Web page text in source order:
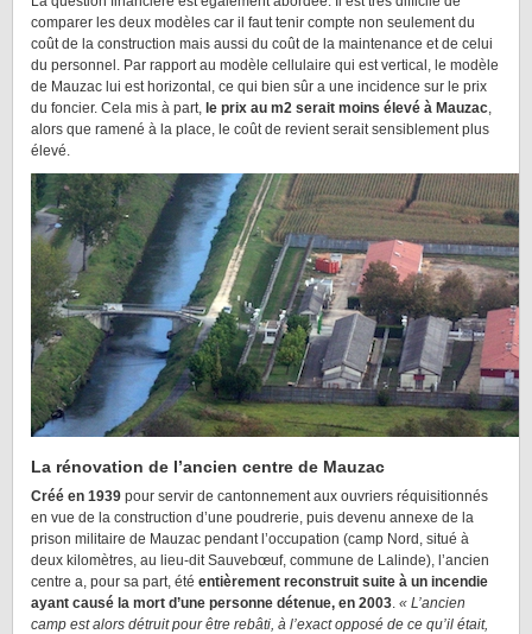
comparer les deux modèles car il faut tenir compte non seulement du
coût de la construction mais aussi du coût de la maintenance et de celui
du personnel. Par rapport au modèle cellulaire qui est vertical, le modèle
de Mauzac lui est horizontal, ce qui bien sûr a une incidence sur le prix
du foncier. Cela mis à part, le prix au m2 serait moins élevé à Mauzac,
alors que ramené à la place, le coût de revient serait sensiblement plus
élevé.
La rénovation de l’ancien centre de Mauzac
Créé en 1939 pour servir de cantonnement aux ouvriers réquisitionnés
en vue de la construction d’une poudrerie, puis devenu annexe de la
prison militaire de Mauzac pendant l’occupation (camp Nord, situé à
deux kilomètres, au lieu-dit Sauvebœuf, commune de Lalinde), l’ancien
centre a, pour sa part, été entièrement reconstruit suite à un incendie
ayant causé la mort d’une personne détenue, en 2003. « L’ancien
camp est alors détruit pour être rebâti, à l’exact opposé de ce qu’il était,